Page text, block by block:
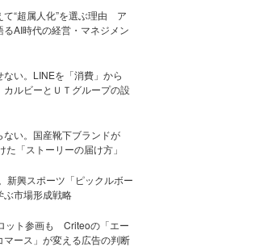
て“超属人化”を選ぶ理由 ア
AI時代の経営・マネジメン
い。LINEを「消費」から
カルビーとＵＴグループの設
い。国産靴下ブランドが
「ストーリーの届け方」
新興スポーツ「ピックルボー
ぶ市場形成戦略
ット参画も Criteoの「エー
マース」が変える広告の判断